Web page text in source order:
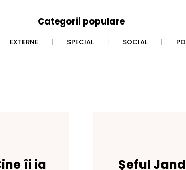
Categorii populare
EXTERNE SPECIAL SOCIAL
îi ia
Șeful